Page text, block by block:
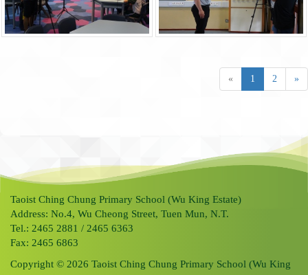
Address: No.4, Wu Cheong Street, Tuen Mun, N.T.